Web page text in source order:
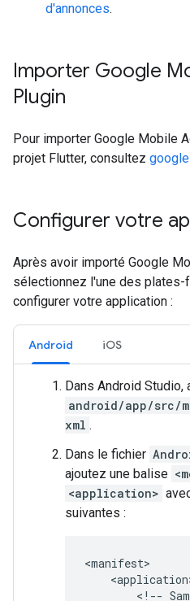
d'annonces.
Importer Google
Plugin
Pour importer Google Mobile
projet Flutter, consultez
Configurer votre
Après avoir importé Google
sélectionnez l'une des
configurer votre application :
Android iOS
Dans Android Studio,
android/app/src/
xml .
Dans le fichier
ajoutez une balise
<application>
suivantes :
<!--